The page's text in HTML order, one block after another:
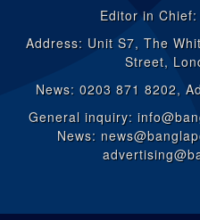
Editor in
Address: Unit S7, The
Street,
News: 0203 871 8202,
General inquiry:
News: